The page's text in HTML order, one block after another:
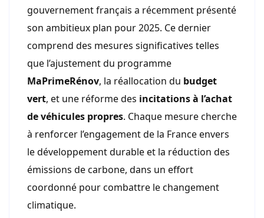
gouvernement français a récemment présenté
son ambitieux plan pour 2025. Ce dernier
comprend des mesures significatives telles
que l’ajustement du programme
MaPrimeRénov, la réallocation du budget
vert, et une réforme des incitations à l’achat
de véhicules propres. Chaque mesure cherche
à renforcer l’engagement de la France envers
le développement durable et la réduction des
émissions de carbone, dans un effort
coordonné pour combattre le changement
climatique.